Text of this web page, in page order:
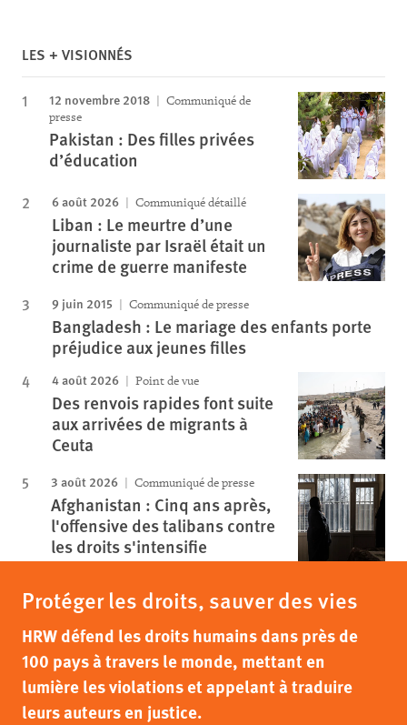
LES + VISIONNÉS
12 novembre 2018
Communiqué de
presse
Pakistan : Des filles privées
d’éducation
6 août 2026 Communiqué détaillé
Liban : Le meurtre d’une
journaliste par Israël était un
crime de guerre manifeste
9 juin 2015 Communiqué de presse
Bangladesh : Le mariage des enfants porte
préjudice aux jeunes filles
4 août 2026 Point de vue
Des renvois rapides font suite
aux arrivées de migrants à
Ceuta
3 août 2026 Communiqué de presse
Afghanistan : Cinq ans après,
l'offensive des talibans contre
les droits s'intensifie
Protéger les droits, sauver des vies
HRW défend les droits humains dans près de
100 pays à travers le monde, mettant en
lumière les violations et appelant à traduire
leurs auteurs en justice.